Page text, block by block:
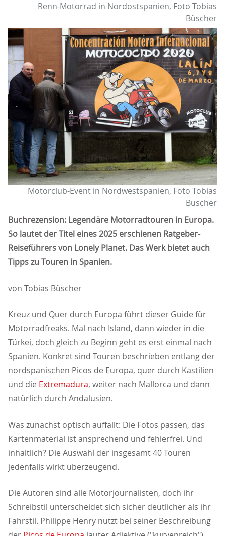
Renn-Motorrad in Nordostspanien, Foto Tobias
Büscher
Motorclub-Event in Nordwestspanien, Foto Tobias
Büscher
Buchrezension: Legendäre Motorradtouren in Europa.
So lautet der Titel eines 2025 erschienen Ratgeber-
Reiseführers von Lonely Planet. Das Werk bietet auch
Tipps zu Touren in Spanien.
von Tobias Büscher
Kreuz und Quer durch Europa führt dieser Guide für
Motorradfreaks. Mal nach Island, dann wieder in die
Türkei, doch gleich zu Beginn geht es erst einmal nach
Spanien. Konkret sind Touren beschrieben entlang der
nordspanischen Picos de Europa, quer durch Kastilien
und die Extremadura, weiter nach Mallorca und dann
natürlich durch Andalusien.
Was zunächst optisch auffällt: Die Fotos passen, das
Kartenmaterial ist ansprechend und fehlerfrei. Und
inhaltlich? Die Auswahl der insgesamt 40 Touren
jedenfalls wirkt überzeugend.
Die Autoren sind alle Motorjournalisten, doch ihr
Schreibstil unterscheidet sich sicher deutlicher als ihr
Fahrstil. Philippe Henry nutzt bei seiner Beschreibung